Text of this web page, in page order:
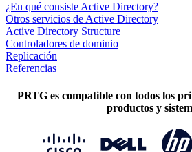
¿En qué consiste Active Directory?
Otros servicios de Active Directory
Active Directory Structure
Controladores de dominio
Replicación
Referencias
PRTG es compatible con todos los
productos y